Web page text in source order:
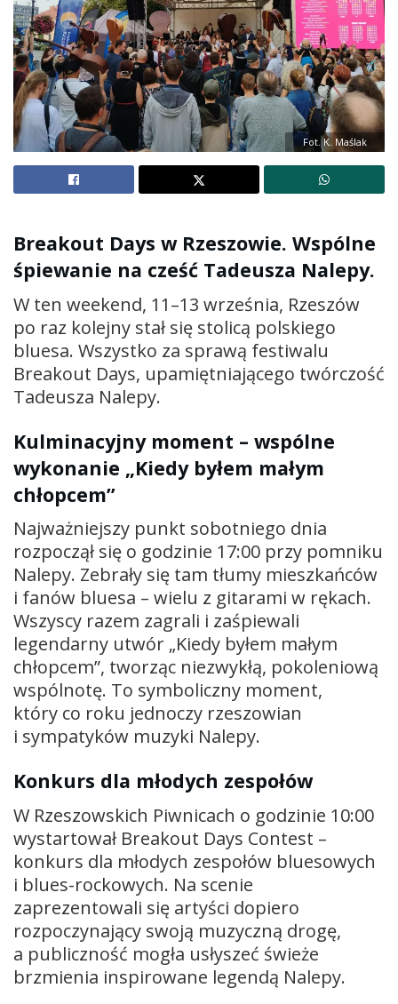
Fot. K. Maślak
Breakout Days w Rzeszowie. Wspólne
śpiewanie na cześć Tadeusza Nalepy.
W ten weekend, 11–13 września, Rzeszów
po raz kolejny stał się stolicą polskiego
bluesa. Wszystko za sprawą festiwalu
Breakout Days, upamiętniającego twórczość
Tadeusza Nalepy.
Kulminacyjny moment – wspólne
wykonanie „Kiedy byłem małym
chłopcem”
Najważniejszy punkt sobotniego dnia
rozpoczął się o godzinie 17:00 przy pomniku
Nalepy. Zebrały się tam tłumy mieszkańców
i fanów bluesa – wielu z gitarami w rękach.
Wszyscy razem zagrali i zaśpiewali
legendarny utwór „Kiedy byłem małym
chłopcem”, tworząc niezwykłą, pokoleniową
wspólnotę. To symboliczny moment,
który co roku jednoczy rzeszowian
i sympatyków muzyki Nalepy.
Konkurs dla młodych zespołów
W Rzeszowskich Piwnicach o godzinie 10:00
wystartował Breakout Days Contest –
konkurs dla młodych zespołów bluesowych
i blues-rockowych. Na scenie
zaprezentowali się artyści dopiero
rozpoczynający swoją muzyczną drogę,
a publiczność mogła usłyszeć świeże
brzmienia inspirowane legendą Nalepy.